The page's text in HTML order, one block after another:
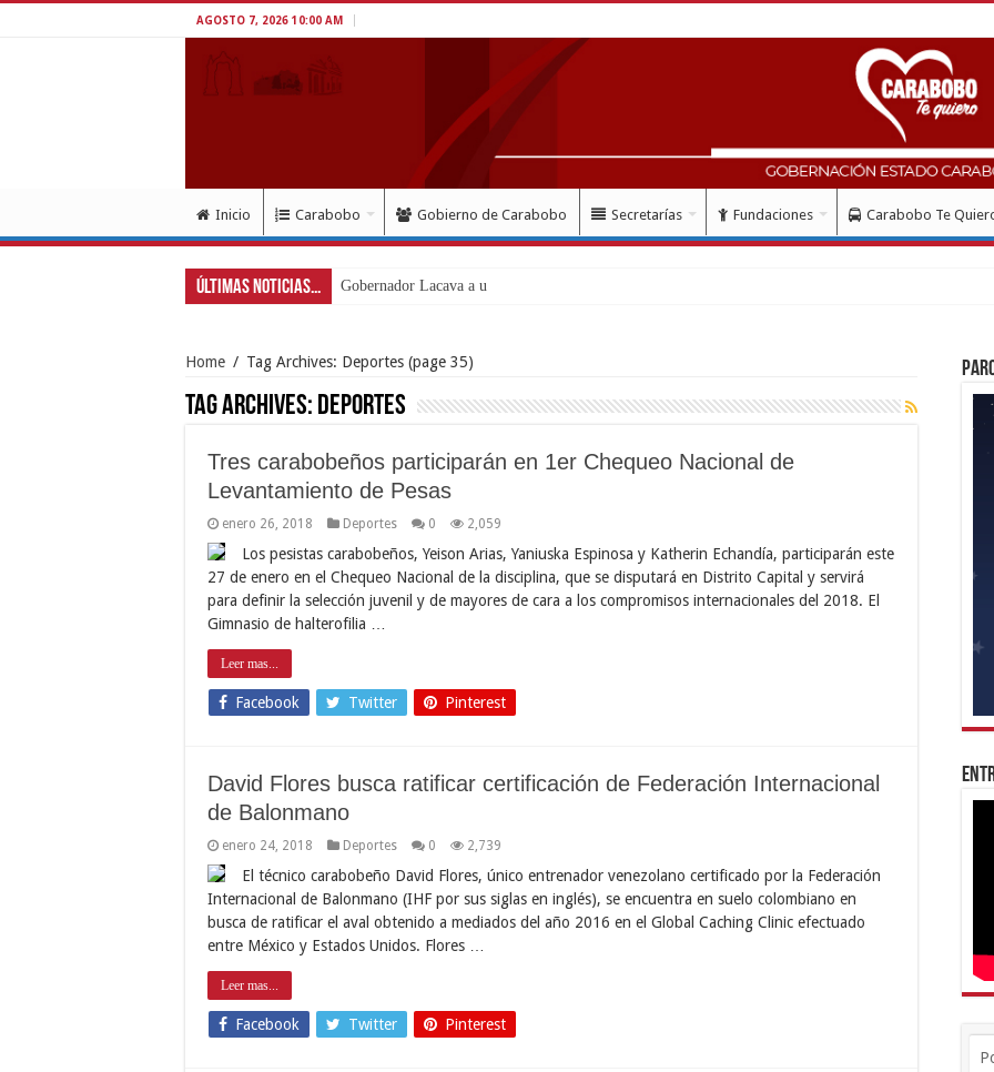
AGOSTO 7, 2026 10:00 AM
Inicio Carabobo Gobierno de Carabobo Secretarías Fundaciones Carabobo Te
Últimas Noticias... Gobernador Lacava a un mes del doblete sísmi
Home / Tag Archives: Deportes (page 35)
Tag Archives: Deportes
Tres carabobeños participarán en 1er Chequeo Nacional de
Levantamiento de Pesas
enero 26, 2018 Deportes 0 2,059
Los pesistas carabobeños, Yeison Arias, Yaniuska Espinosa y Katherin Echandía, participarán este
27 de enero en el Chequeo Nacional de la disciplina, que se disputará en Distrito Capital y servirá
para definir la selección juvenil y de mayores de cara a los compromisos internacionales del 2018. El
Gimnasio de halterofilia …
Leer mas...
Facebook Twitter Pinterest
David Flores busca ratificar certificación de Federación Internacional
de Balonmano
enero 24, 2018 Deportes 0 2,739
El técnico carabobeño David Flores, único entrenador venezolano certificado por la Federación
Internacional de Balonmano (IHF por sus siglas en inglés), se encuentra en suelo colombiano en
busca de ratificar el aval obtenido a mediados del año 2016 en el Global Caching Clinic efectuado
entre México y Estados Unidos. Flores …
Leer mas...
Facebook Twitter Pinterest